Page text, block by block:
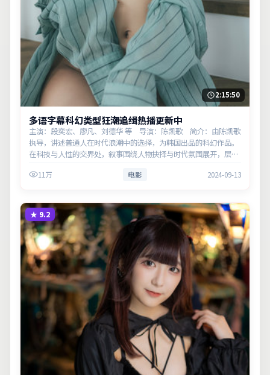
2:15:50
多语字幕科幻类型狂潮追缉热播更新中
主演：段奕宏、廖凡、刘德华 等 导演：陈凯歌 简介：由陈凯歌
执导，讲述普通人在时代浪潮中的选择，为韩国出品的科幻作品。
在科技与人性的交界处，叙事围绕人物抉择与时代氛围展开，层层
实意义。
11万 电影 2024-09-13
★ 9.2